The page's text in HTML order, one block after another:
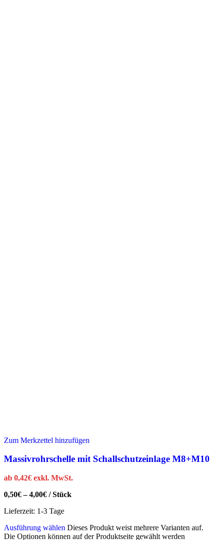
Zum Merkzettel hinzufügen
Massivrohrschelle mit Schallschutzeinlage M8+M10
ab 0,42€ exkl. MwSt.
0,50€–4,00€ /Stück
Lieferzeit: 1-3 Tage
Ausführung wählen Dieses Produkt weist mehrere Varianten auf.
Die Optionen können auf der Produktseite gewählt werden